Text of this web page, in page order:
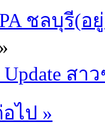
ชลบุรี(
สา
ไป »